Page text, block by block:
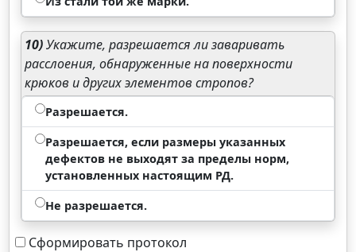
10)Укажите, разрешается ли заваривать
расслоения, обнаруженные на поверхности
крюков и других элементов стропов?
Разрешается.
Разрешается, если размеры указанных
дефектов не выходят за пределы норм,
установленных настоящим РД.
Не разрешается.
Сформировать протокол